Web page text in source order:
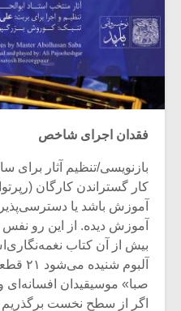
فقدان اجرای شاخص
بازنویسی/تنظیم آثار برای
کار گستراندن کارگان
آموزش باشد یا
آموزش دیده. از این رو
بیش از آن کتاب
آلبوم
صبا» موسیقیدان افسانه‌ای
اگر از سطح نخست برگذریم